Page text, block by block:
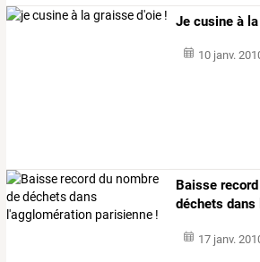
Je cusine à
10 janv.
Baisse
déchets
17 janv.